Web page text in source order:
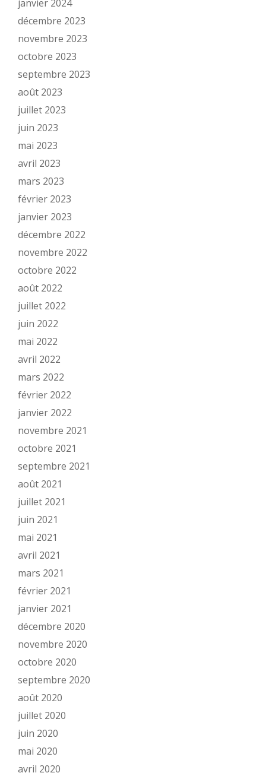
janvier 2024
décembre 2023
novembre 2023
octobre 2023
septembre 2023
août 2023
juillet 2023
juin 2023
mai 2023
avril 2023
mars 2023
février 2023
janvier 2023
décembre 2022
novembre 2022
octobre 2022
août 2022
juillet 2022
juin 2022
mai 2022
avril 2022
mars 2022
février 2022
janvier 2022
novembre 2021
octobre 2021
septembre 2021
août 2021
juillet 2021
juin 2021
mai 2021
avril 2021
mars 2021
février 2021
janvier 2021
décembre 2020
novembre 2020
octobre 2020
septembre 2020
août 2020
juillet 2020
juin 2020
mai 2020
avril 2020